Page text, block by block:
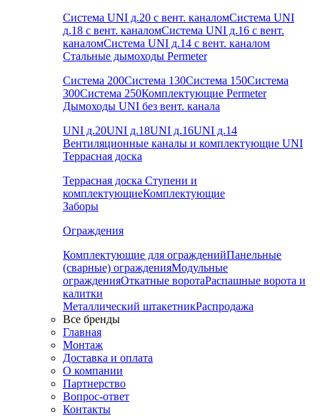
Система UNI д.20 с вент. каналомСистема UNI
д.18 с вент. каналомСистема UNI д.16 с вент.
каналомСистема UNI д.14 с вент. каналом
Стальные дымоходы Permeter
Система 200Система 130Система 150Система
300Система 250Комплектующие Permeter
Дымоходы UNI без вент. канала
UNI д.20UNI д.18UNI д.16UNI д.14
Вентиляционные каналы и комплектующие UNI
Террасная доска
Террасная доска Ступени и
комплектующиеКомплектующие
Заборы
Ограждения
Комплектующие для огражденийПанельные
(сварные) огражденияМодульные
огражденияОткатные воротаРаспашные ворота и
калитки
Металлический штакетникРаспродажа
Все бренды
Главная
Монтаж
Доставка и оплата
О компании
Партнерство
Вопрос-ответ
Контакты